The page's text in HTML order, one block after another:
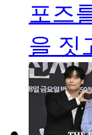
포즈
을 짓